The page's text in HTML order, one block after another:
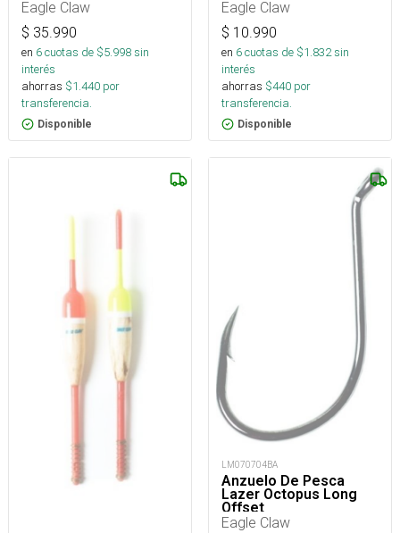
Eagle Claw
$ 35.990
en 6cuotas de $5.998sin
interés
ahorras $1.440 por
transferencia.
Disponible
Piezas
Eagle Claw
$ 10.990
en 6cuotas de $1.832sin
interés
ahorras $440 por
transferencia.
Disponible
LM070704BA
Anzuelo De Pesca
Lazer Octopus Long
Offset
Eagle Claw